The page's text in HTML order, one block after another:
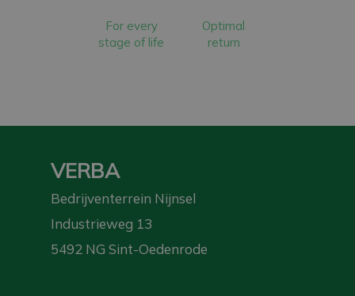
For every
stage of life
Optimal
return
VERBA
Bedrijventerrein Nijnsel
Industrieweg 13
5492 NG Sint-Oedenrode